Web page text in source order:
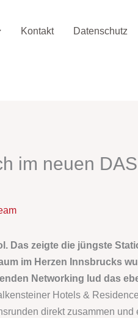
Kontakt Datenschutz
im neuen
Das zeigte die jüngste
im Herzen Innsbrucks
Networking lud das
Hotels &
direkt zusammen